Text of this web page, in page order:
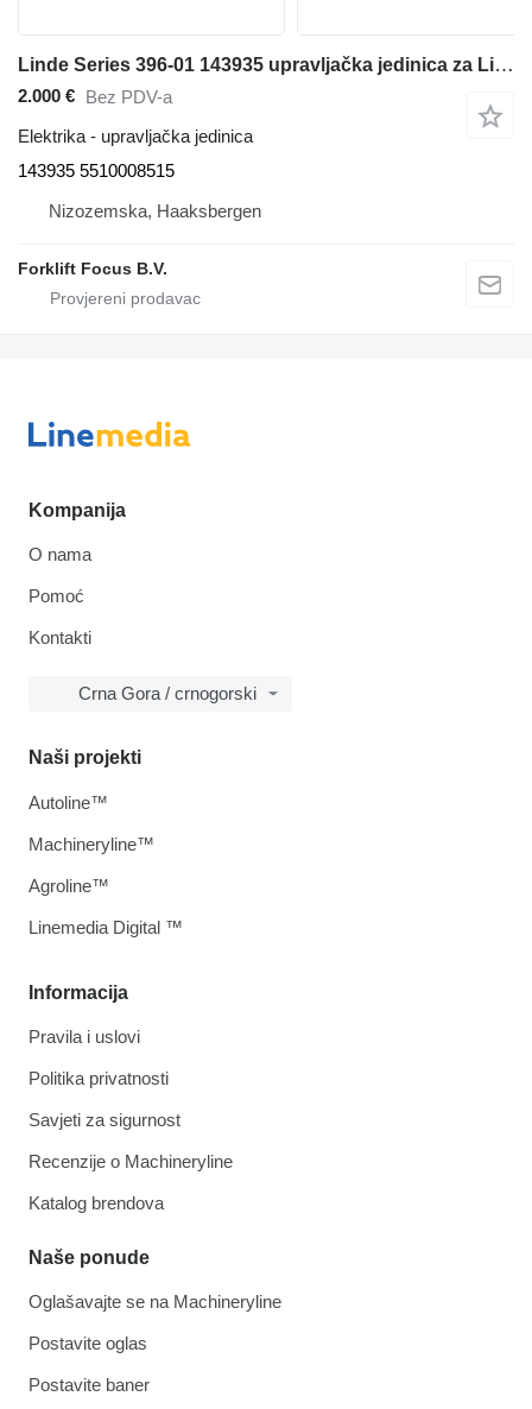
Linde Series 396-01 143935 upravljačka jedinica za Linde H50-80 dizel viljuškari
2.000 €
Bez PDV-a
Elektrika - upravljačka jedinica
143935 5510008515
Nizozemska, Haaksbergen
Forklift Focus B.V.
Kompanija
O nama
Pomoć
Kontakti
Crna Gora / crnogorski
Informacija
Pravila i uslovi
Politika privatnosti
Savjeti za sigurnost
Recenzije o Machineryline
Katalog brendova
Naše ponude
Oglašavajte se na Machineryline
Postavite oglas
Postavite baner
Naši projekti
Autoline™
Machineryline™
Agroline™
Linemedia Digital ™